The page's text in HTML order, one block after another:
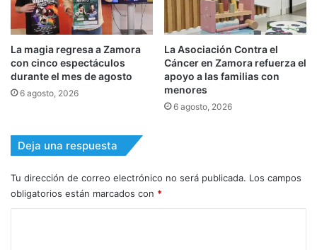
La magia regresa a Zamora
con cinco espectáculos
durante el mes de agosto
6 agosto, 2026
La Asociación Contra el
Cáncer en Zamora refuerza el
apoyo a las familias con
menores
6 agosto, 2026
Deja una respuesta
Tu dirección de correo electrónico no será publicada. Los campos
obligatorios están marcados con *